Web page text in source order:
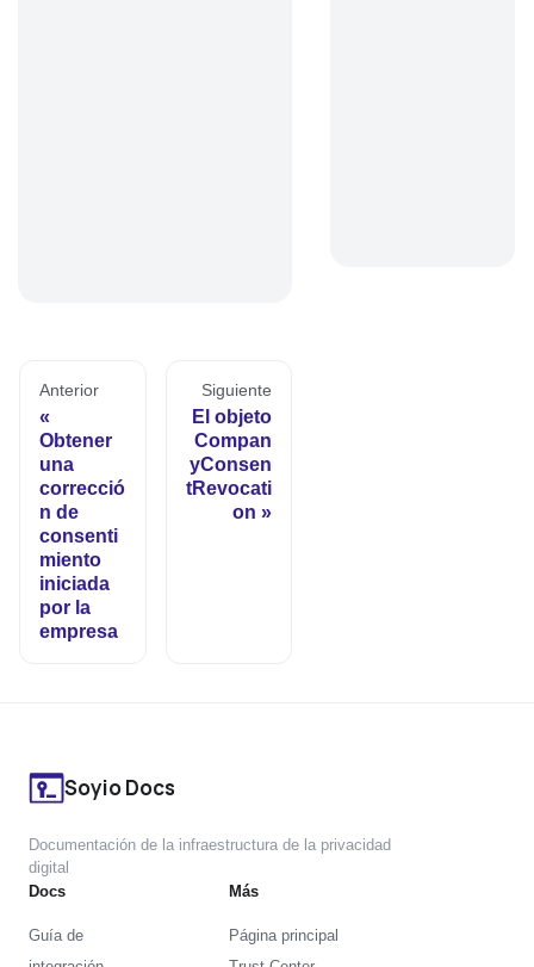
Anterior
Obtener
una
correcció
n de
consenti
miento
iniciada
por la
empresa
Siguiente
El objeto
Compan
yConsen
tRevocati
on
Soyio Docs
Documentación de la infraestructura de la privacidad
digital
Docs
Guía de
Más
Página principal